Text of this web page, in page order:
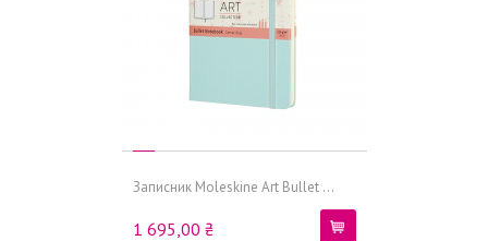
Записник Moleskine Art Bullet ...
1 695,00 ₴